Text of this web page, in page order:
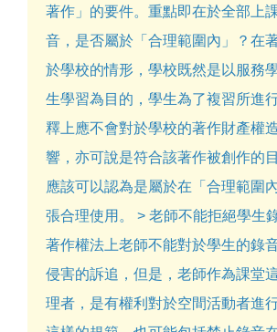
著作」的要件。重點即在於全部上
音，是否屬於「合理範圍內」？在
於學校的情形，學校既然是以服務
生學習為目的，學生為了複習所進
釋上應不會對於學校的著作財產權
響，亦可說是符合該著作被創作的
應該可以認為是屬於在「合理範圍
張合理使用。 > 老師不能拒絕學生
著作權法上老師不能對於學生的錄
侵害的訴追，但是，老師作為課堂
理者，是有權利對於空間活動者進